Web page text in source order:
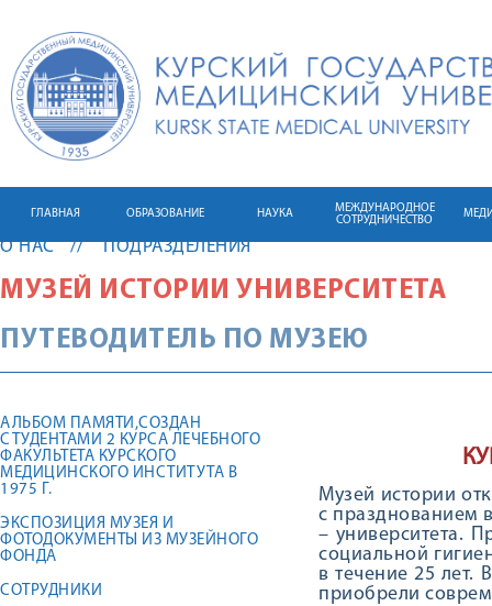
ГЛАВНАЯ ОБРАЗОВАНИЕ НАУКА
МЕЖДУНАРОДНОЕ
СОТРУДНИЧЕСТВО
О НАС ПОДРАЗДЕЛЕНИЯ
МУЗЕЙ ИСТОРИИ УНИВЕРСИТЕТА
ПУТЕВОДИТЕЛЬ ПО МУЗЕЮ
АЛЬБОМ ПАМЯТИ,СОЗДАН
СТУДЕНТАМИ 2 КУРСА ЛЕЧЕБНОГО
ФАКУЛЬТЕТА КУРСКОГО
МЕДИЦИНСКОГО ИНСТИТУТА В
1975 Г.
ЭКСПОЗИЦИЯ МУЗЕЯ И
ФОТОДОКУМЕНТЫ ИЗ МУЗЕЙНОГО
ФОНДА
СОТРУДНИКИ
Музей истории
с празднованием
– университета.
социальной
в течение 25 лет.
приобрели